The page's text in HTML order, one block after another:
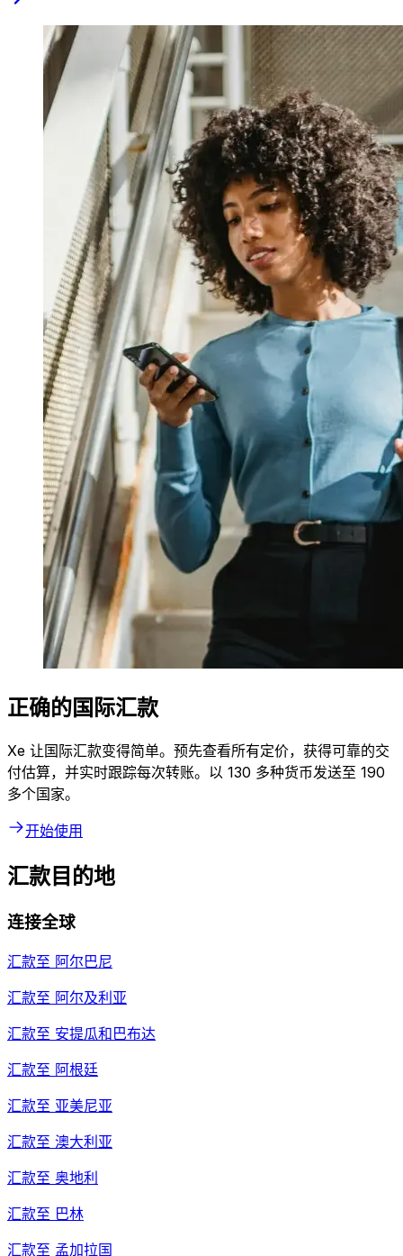
正确的国际汇款
Xe 让国际汇款变得简单。预先查看所有定价，获得可靠的交
付估算，并实时跟踪每次转账。以 130 多种货币发送至 190
多个国家。
开始使用
汇款目的地
连接全球
汇款至 阿尔巴尼
汇款至 阿尔及利亚
汇款至 安提瓜和巴布达
汇款至 阿根廷
汇款至 亚美尼亚
汇款至 澳大利亚
汇款至 奥地利
汇款至 巴林
汇款至 孟加拉国